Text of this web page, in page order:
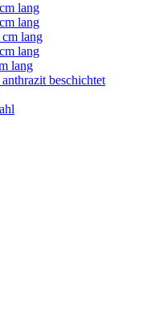
lang
lang
lang
lang
lang
beschichtet